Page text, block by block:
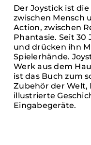
Der Joystick ist
zwischen Mensch
Action, zwischen
Phantasie. Seit 30
und drücken ihn
Spielerhände.
Werk aus dem
ist das Buch zum
Zubehör der Welt,
illustrierte
Eingabegeräte.